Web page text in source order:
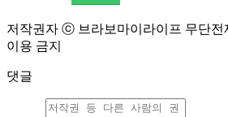
저작권자 ⓒ 브라보마이라이프 무단전
이용 금지
댓글